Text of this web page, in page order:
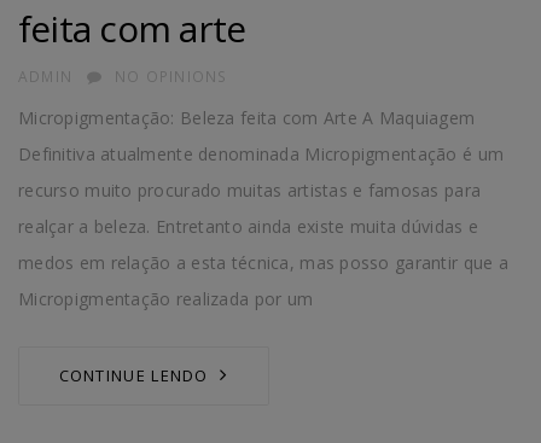
feita com arte
AUTHOR
ADMIN NO OPINIONS
Micropigmentação: Beleza feita com Arte A Maquiagem
Definitiva atualmente denominada Micropigmentação é um
recurso muito procurado muitas artistas e famosas para
realçar a beleza. Entretanto ainda existe muita dúvidas e
medos em relação a esta técnica, mas posso garantir que a
Micropigmentação realizada por um
CONTINUE LENDO